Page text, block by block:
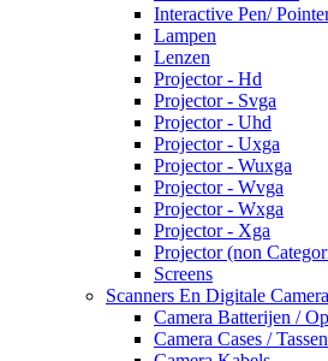
Interactive Pen/
Lampen
Lenzen
Projector - Hd
Projector - Svga
Projector - Uhd
Projector - Uxga
Projector - Wuxga
Projector - Wvga
Projector - Wxga
Projector - Xga
Projector (non
Screens
Scanners En Digitale
Camera Batterijen /
Camera Cases / Tassen